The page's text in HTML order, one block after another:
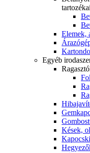
Elemek,
Egyéb
Kések,